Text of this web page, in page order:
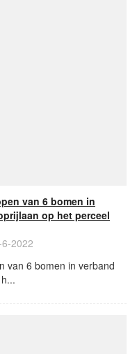
van 6 bomen in
op het perceel
2022
van 6 bomen in verband